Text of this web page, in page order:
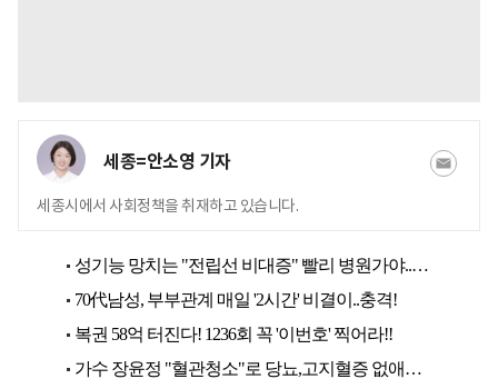
세종=안소영 기자
세종시에서 사회정책을 취재하고 있습니다.